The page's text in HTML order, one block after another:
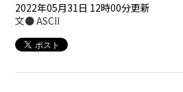
2022年05月31日 12時00分更新
文● ASCII